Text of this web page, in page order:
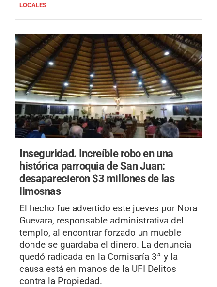
LOCALES
Inseguridad. Increíble robo en una
histórica parroquia de San Juan:
desaparecieron $3 millones de las
limosnas
El hecho fue advertido este jueves por Nora
Guevara, responsable administrativa del
templo, al encontrar forzado un mueble
donde se guardaba el dinero. La denuncia
quedó radicada en la Comisaría 3ª y la
causa está en manos de la UFI Delitos
contra la Propiedad.